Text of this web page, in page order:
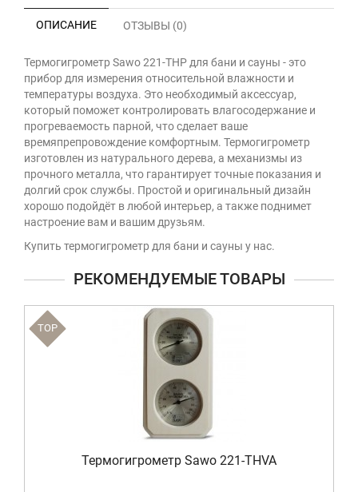
ОПИСАНИЕ ОТЗЫВЫ (0)
Термогигрометр Sawo 221-THP для бани и сауны - это
прибор для измерения относительной влажности и
температуры воздуха. Это необходимый аксессуар,
который поможет контролировать влагосодержание и
прогреваемость парной, что сделает ваше
времяпрепровождение комфортным. Термогигрометр
изготовлен из натурального дерева, а механизмы из
прочного металла, что гарантирует точные показания и
долгий срок службы. Простой и оригинальный дизайн
хорошо подойдёт в любой интерьер, а также поднимет
настроение вам и вашим друзьям.
Купить термогигрометр для бани и сауны у нас.
РЕКОМЕНДУЕМЫЕ ТОВАРЫ
TOP
Термогигрометр Sawo 221-THVA